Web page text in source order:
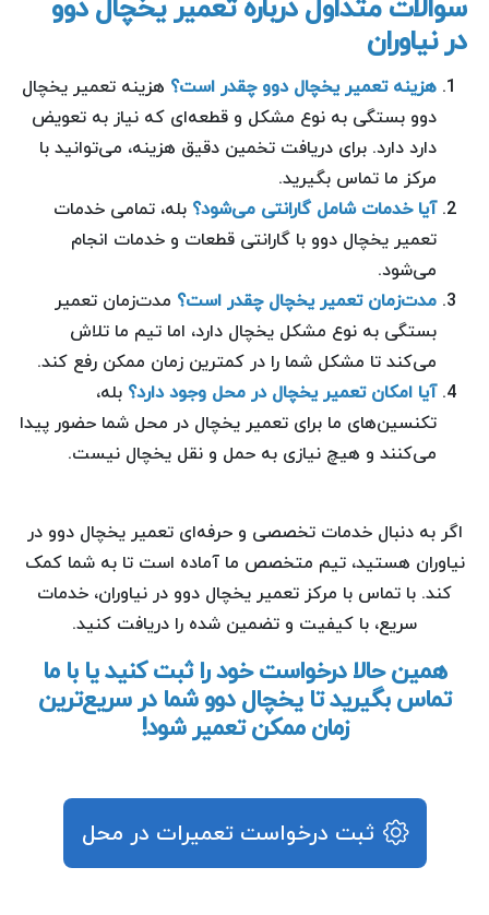
در نیاوران
هزینه تعمیر یخچال دوو چقدر است؟ هزینه تعمیر یخچال
دوو بستگی به نوع مشکل و قطعه‌ای که نیاز به تعویض
دارد دارد. برای دریافت تخمین دقیق هزینه، می‌توانید با
مرکز ما تماس بگیرید.
آیا خدمات شامل گارانتی می‌شود؟ بله، تمامی خدمات
تعمیر یخچال دوو با گارانتی قطعات و خدمات انجام
می‌شود.
مدت‌زمان تعمیر یخچال چقدر است؟ مدت‌زمان تعمیر
بستگی به نوع مشکل یخچال دارد، اما تیم ما تلاش
می‌کند تا مشکل شما را در کمترین زمان ممکن رفع کند.
آیا امکان تعمیر یخچال در محل وجود دارد؟ بله،
تکنسین‌های ما برای تعمیر یخچال در محل شما حضور پیدا
می‌کنند و هیچ نیازی به حمل و نقل یخچال نیست.
اگر به دنبال خدمات تخصصی و حرفه‌ای تعمیر یخچال دوو در
نیاوران هستید، تیم متخصص ما آماده است تا به شما کمک
کند. با تماس با مرکز تعمیر یخچال دوو در نیاوران، خدمات
سریع، با کیفیت و تضمین شده را دریافت کنید.
همین حالا درخواست خود را ثبت کنید یا با ما
تماس بگیرید تا یخچال دوو شما در سریع‌ترین
زمان ممکن تعمیر شود!
ثبت درخواست تعمیرات در محل